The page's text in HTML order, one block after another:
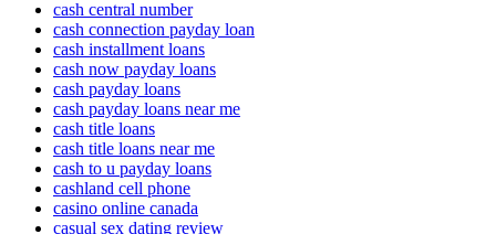
cash central number
cash connection payday loan
cash installment loans
cash now payday loans
cash payday loans
cash payday loans near me
cash title loans
cash title loans near me
cash to u payday loans
cashland cell phone
casino online canada
casual sex dating review